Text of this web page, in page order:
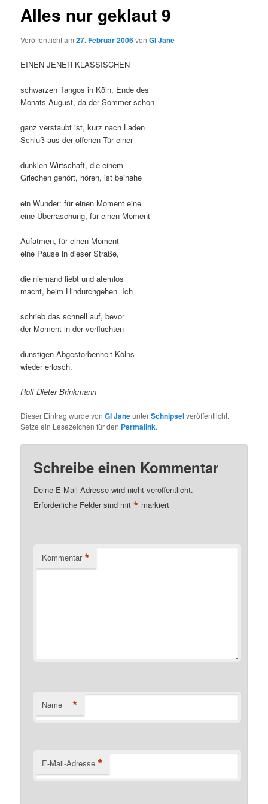
Alles nur geklaut 9
Veröffentlicht am27. Februar 2006vonGI Jane
EINEN JENER KLASSISCHEN
schwarzen Tangos in Köln, Ende des
Monats August, da der Sommer schon
ganz verstaubt ist, kurz nach Laden
Schluß aus der offenen Tür einer
dunklen Wirtschaft, die einem
Griechen gehört, hören, ist beinahe
ein Wunder: für einen Moment eine
eine Überraschung, für einen Moment
Aufatmen, für einen Moment
eine Pause in dieser Straße,
die niemand liebt und atemlos
macht, beim Hindurchgehen. Ich
schrieb das schnell auf, bevor
der Moment in der verfluchten
dunstigen Abgestorbenheit Kölns
wieder erlosch.
Rolf Dieter Brinkmann
Dieser Eintrag wurde vonGI JaneunterSchnipselveröffentlicht.
Setze ein Lesezeichen für den Permalink.
Schreibe einen Kommentar
Deine E-Mail-Adresse wird nicht veröffentlicht.
Erforderliche Felder sind mit* markiert
Kommentar *
Name *
E-Mail-Adresse *